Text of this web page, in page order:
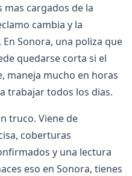
cargados de la
cambia y la
Sonora, una poliza que
quedarse corta si el
maneja mucho en horas
trabajar todos los dias.
truco. Viene de
coberturas
y una lectura
eso en Sonora, tienes